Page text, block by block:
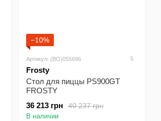
−10%
Артикул: (BO)055696 5
Frosty
Стол для пиццы PS900GT
FROSTY
40 237 грн
36 213 грн
В наличии